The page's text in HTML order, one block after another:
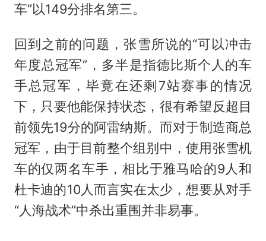
车”以149分排名第三。
回到之前的问题，张雪所说的“可以冲击
年度总冠军”，多半是指德比斯个人的车
手总冠军，毕竟在还剩7站赛事的情况
下，只要他能保持状态，很有希望反超目
前领先19分的阿雷纳斯。而对于制造商总
冠军，由于目前整个组别中，使用张雪机
车的仅两名车手，相比于雅马哈的9人和
杜卡迪的10人而言实在太少，想要从对手
“人海战术”中杀出重围并非易事。